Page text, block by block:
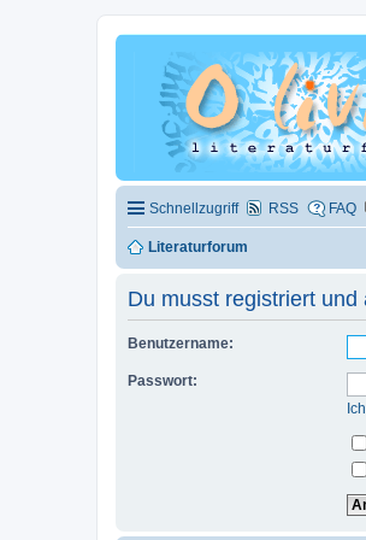
Schnellzugriff RSS FAQ
Literaturforum
Du musst registriert
Benutzername:
Passwort: